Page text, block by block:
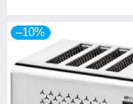
–10%